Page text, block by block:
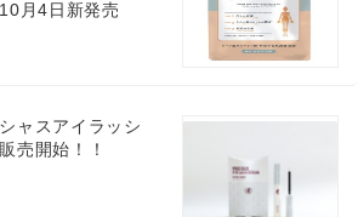
月4日新発売
ャスアイラッシ
売開始！！